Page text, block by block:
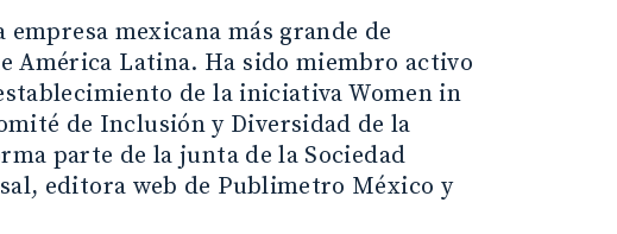
empresa mexicana más grande de
América Latina. Ha sido miembro activo
de la iniciativa Women in
de Inclusión y Diversidad de la
parte de la junta de la Sociedad
editora web de Publimetro México y